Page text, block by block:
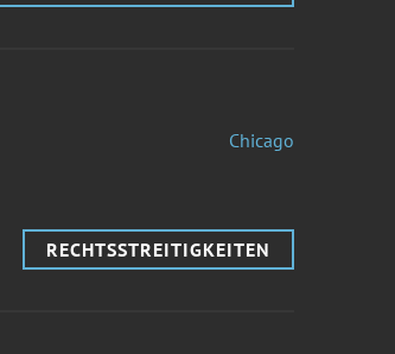
Chicago
RECHTSSTREITIGKEITEN